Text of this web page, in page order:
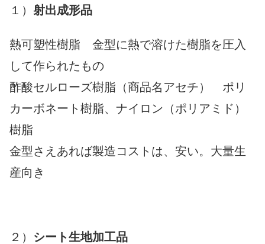
１） 射出成形品
熱可塑性樹脂 金型に熱で溶けた樹脂を圧入
して作られたもの
酢酸セルローズ樹脂（商品名アセチ） ポリ
カーボネート樹脂、ナイロン（ポリアミド）
樹脂
金型さえあれば製造コストは、安い。大量生
産向き
２） シート生地加工品